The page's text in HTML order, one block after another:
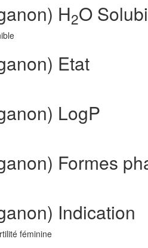
H2O
Etat
LogP
Formes
Indication
féminine